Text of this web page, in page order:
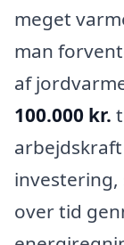
meget
man
af
100.000 kr.
over tid